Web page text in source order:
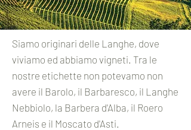
Siamo originari delle Langhe, dove
viviamo ed abbiamo vigneti. Tra le
nostre etichette non potevamo non
avere il Barolo, il Barbaresco, il Langhe
Nebbiolo, la Barbera d'Alba, il Roero
Arneis e il Moscato d'Asti.